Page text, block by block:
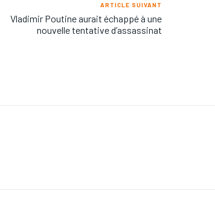
ARTICLE SUIVANT
Vladimir Poutine aurait échappé à une
nouvelle tentative d’assassinat